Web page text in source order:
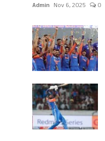
Admin Nov 6, 2025 0